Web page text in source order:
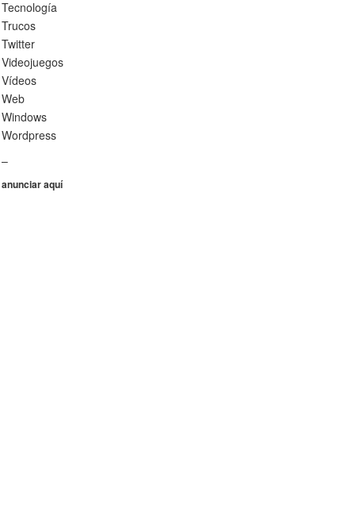
Tecnología
Trucos
Twitter
Videojuegos
Vídeos
Web
Windows
Wordpress
–
anunciar aquí